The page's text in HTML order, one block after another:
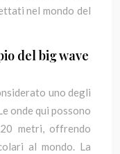
nel mondo del
del big wave
uno degli
onde qui possono
metri, offrendo
al mondo. La